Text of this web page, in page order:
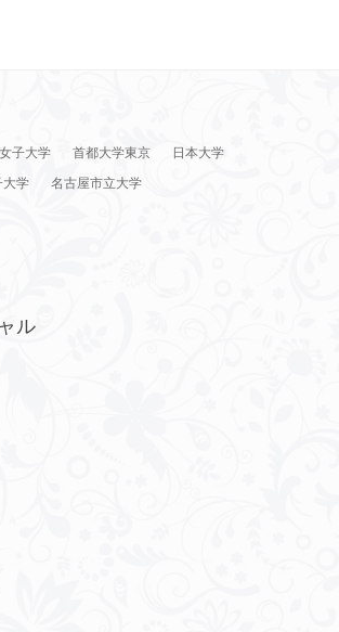
子大学 首都大学東京
日本大学
大学
名古屋市立大学
ル